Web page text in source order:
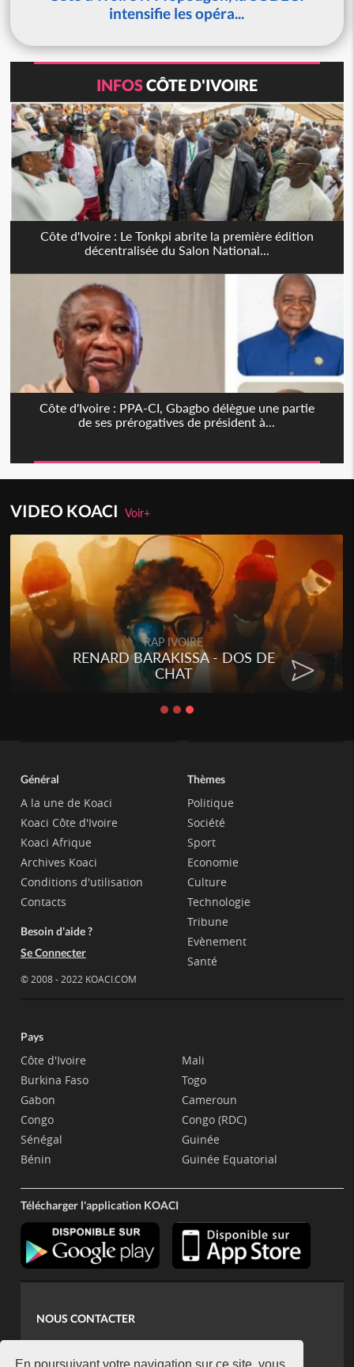
En poursuivant votre navigation sur ce site, vous
intensifie les opéra...
INFOSCÔTE D'IVOIRE
Côte d'Ivoire : Le Tonkpi abrite la première édition
décentralisée du Salon National...
Côte d'Ivoire : PPA-CI, Gbagbo délègue une partie
de ses prérogatives de président à...
VIDEO KOACIVoir+
RAP IVOIRE
RENARD BARAKISSA - DOS DE
CHAT
Général
A la une de Koaci
Koaci Côte d'Ivoire
Koaci Afrique
Archives Koaci
Conditions d'utilisation
Contacts
Besoin d'aide ?
Se Connecter
© 2008 - 2022 KOACI.COM
Thèmes
Politique
Société
Sport
Economie
Culture
Technologie
Tribune
Evènement
Santé
Pays
Côte d'Ivoire
Burkina Faso
Gabon
Congo
Sénégal
Bénin
Mali
Togo
Cameroun
Congo (RDC)
Guinée
Guinée Equatorial
Télécharger l'application KOACI
NOUS CONTACTER